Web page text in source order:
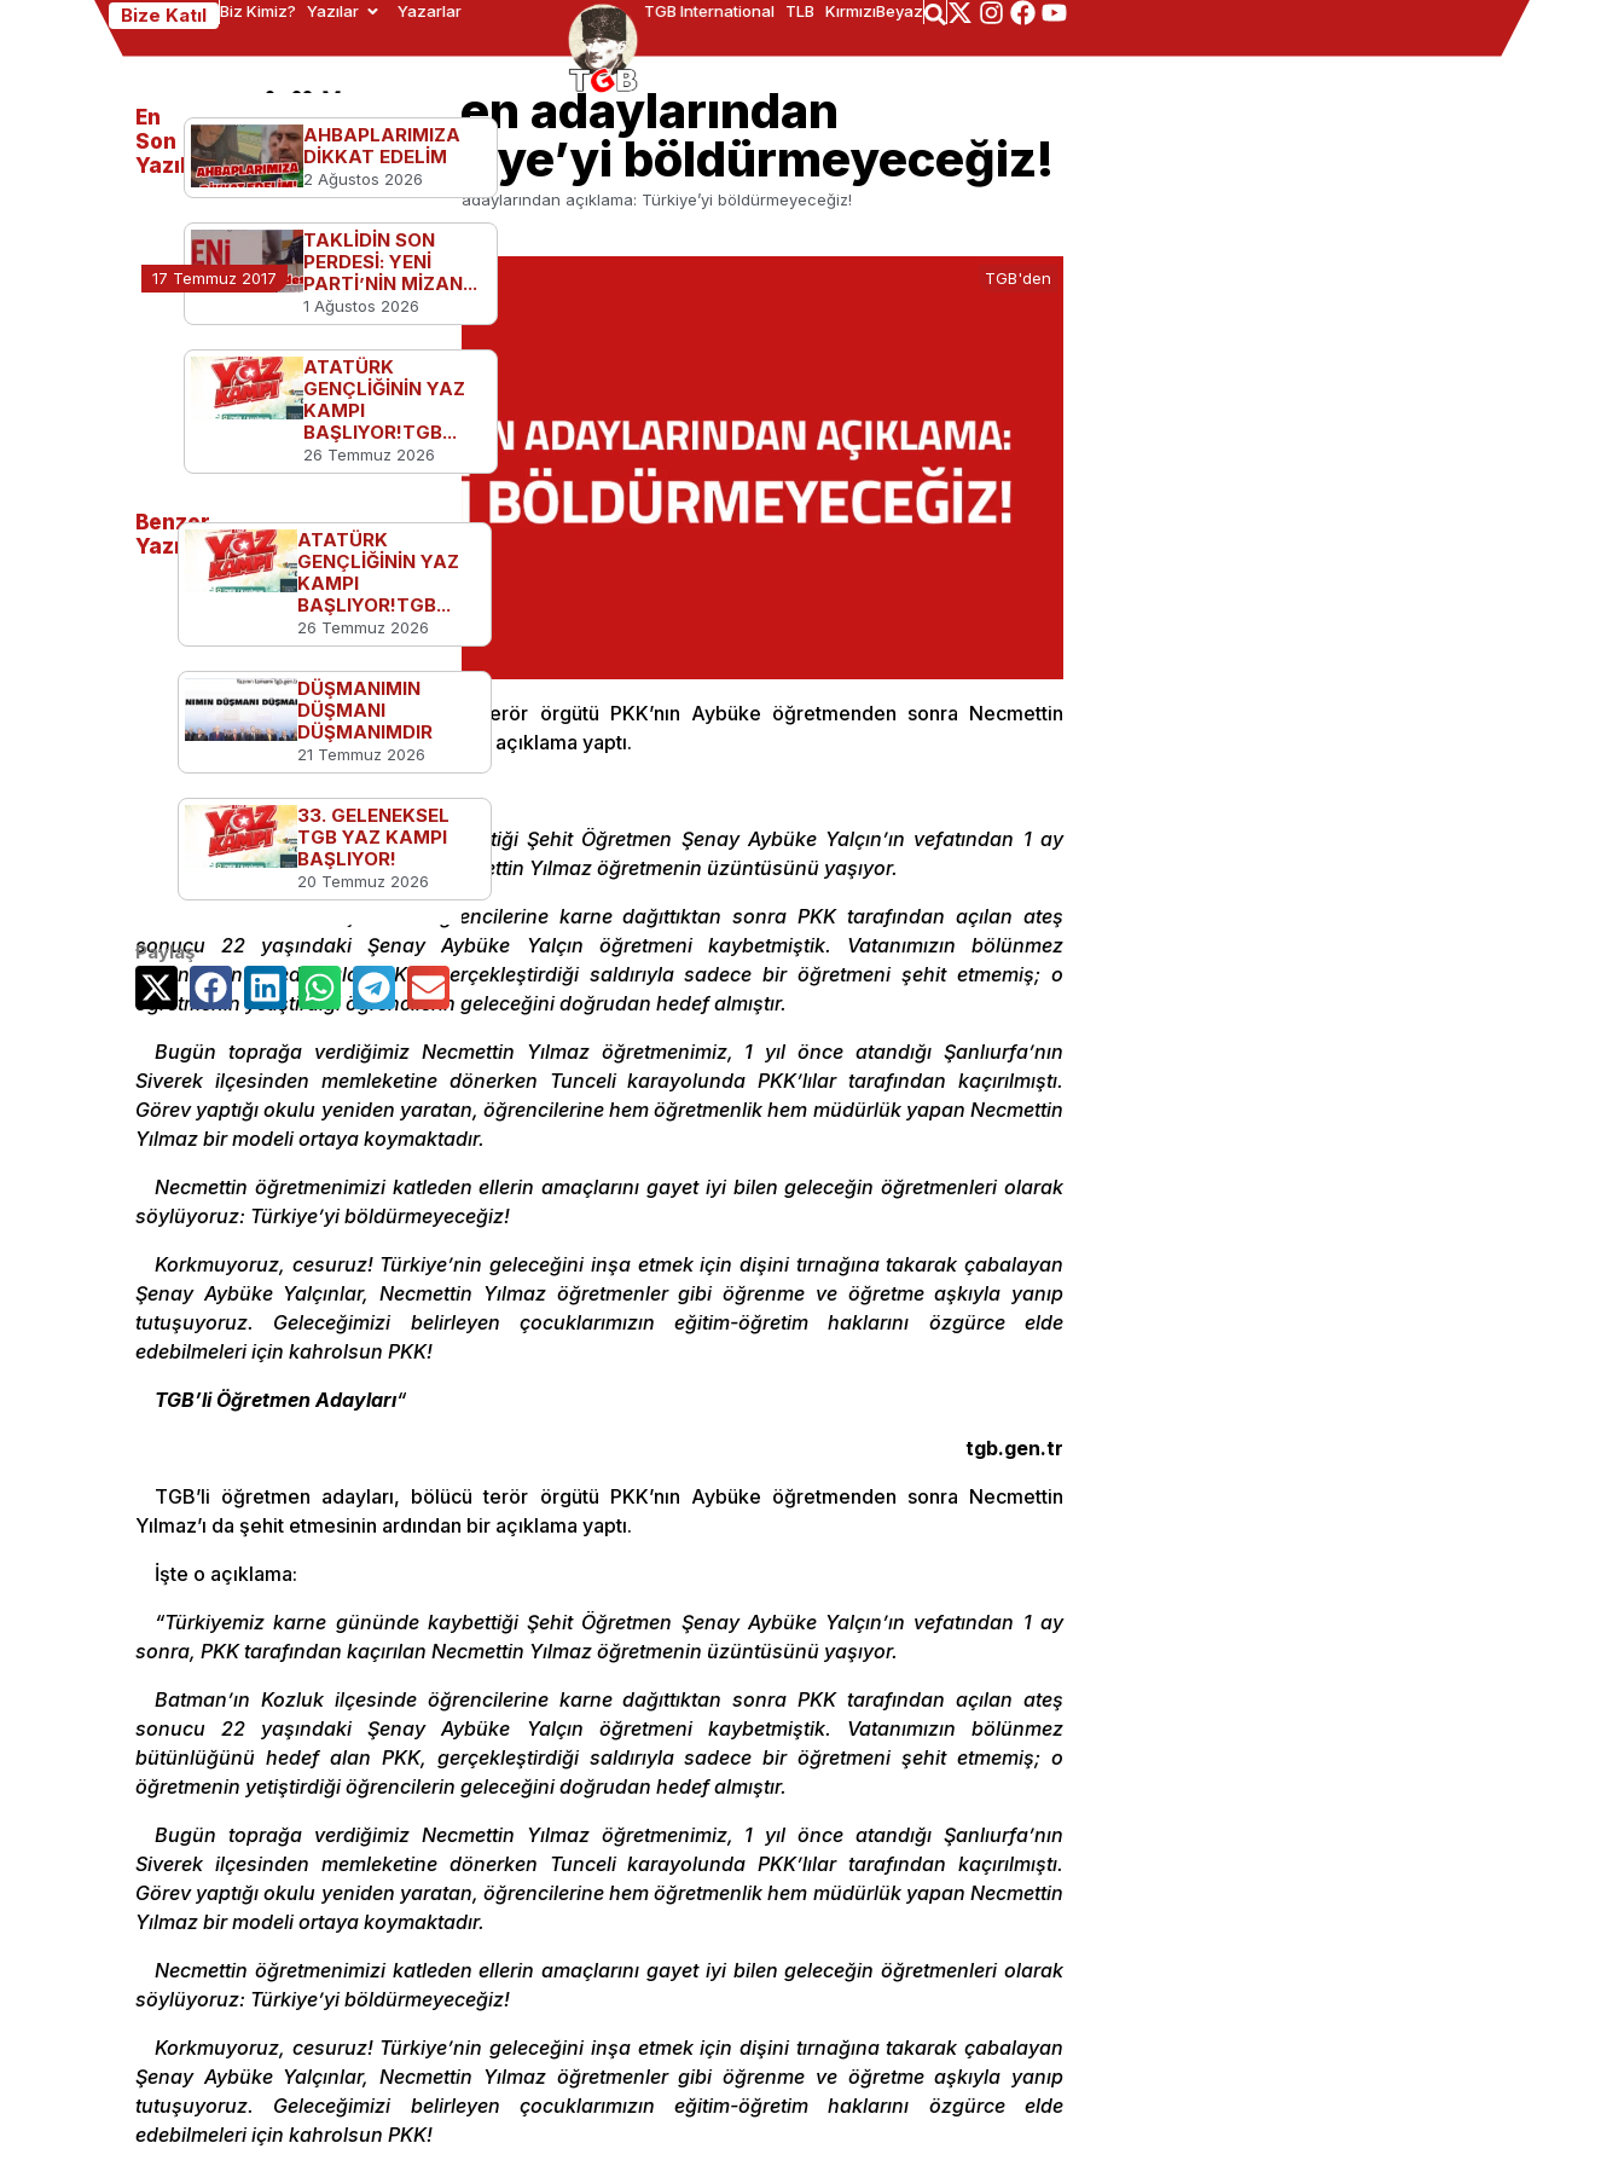
Bize Katıl Biz Kimiz? Yazılar Yazarlar TGB International TLB KırmızıBeyaz
TGB’li öğretmen adaylarından
açıklama: Türkiye’yi böldürmeyeceğiz!
Ana Sayfa TGB'den TGB’li öğretmen adaylarından açıklama: Türkiye’yi böldürmeyeceğiz!
17 Temmuz 2017 TGB'den
TGB’li öğretmen adayları, bölücü terör örgütü PKK’nın Aybüke öğretmenden sonra Necmettin
Yılmaz’ı da şehit etmesinin ardından bir açıklama yaptı.
“Türkiyemiz karne gününde kaybettiği Şehit Öğretmen Şenay Aybüke Yalçın’ın vefatından 1 ay
sonra, PKK tarafından kaçırılan Necmettin Yılmaz öğretmenin üzüntüsünü yaşıyor.
Batman’ın Kozluk ilçesinde öğrencilerine karne dağıttıktan sonra PKK tarafından açılan ateş
sonucu 22 yaşındaki Şenay Aybüke Yalçın öğretmeni kaybetmiştik. Vatanımızın bölünmez
bütünlüğünü hedef alan PKK, gerçekleştirdiği saldırıyla sadece bir öğretmeni şehit etmemiş; o
öğretmenin yetiştirdiği öğrencilerin geleceğini doğrudan hedef almıştır.
Bugün toprağa verdiğimiz Necmettin Yılmaz öğretmenimiz, 1 yıl önce atandığı Şanlıurfa’nın
Siverek ilçesinden memleketine dönerken Tunceli karayolunda PKK’lılar tarafından kaçırılmıştı.
Görev yaptığı okulu yeniden yaratan, öğrencilerine hem öğretmenlik hem müdürlük yapan Necmettin
Yılmaz bir modeli ortaya koymaktadır.
Necmettin öğretmenimizi katleden ellerin amaçlarını gayet iyi bilen geleceğin öğretmenleri olarak
söylüyoruz: Türkiye’yi böldürmeyeceğiz!
Korkmuyoruz, cesuruz! Türkiye’nin geleceğini inşa etmek için dişini tırnağına takarak çabalayan
Şenay Aybüke Yalçınlar, Necmettin Yılmaz öğretmenler gibi öğrenme ve öğretme aşkıyla yanıp
tutuşuyoruz. Geleceğimizi belirleyen çocuklarımızın eğitim-öğretim haklarını özgürce elde
edebilmeleri için kahrolsun PKK!
TGB’li Öğretmen Adayları“
tgb.gen.tr
TGB’li öğretmen adayları, bölücü terör örgütü PKK’nın Aybüke öğretmenden sonra Necmettin
Yılmaz’ı da şehit etmesinin ardından bir açıklama yaptı.
İşte o açıklama:
“Türkiyemiz karne gününde kaybettiği Şehit Öğretmen Şenay Aybüke Yalçın’ın vefatından 1 ay
sonra, PKK tarafından kaçırılan Necmettin Yılmaz öğretmenin üzüntüsünü yaşıyor.
Batman’ın Kozluk ilçesinde öğrencilerine karne dağıttıktan sonra PKK tarafından açılan ateş
sonucu 22 yaşındaki Şenay Aybüke Yalçın öğretmeni kaybetmiştik. Vatanımızın bölünmez
bütünlüğünü hedef alan PKK, gerçekleştirdiği saldırıyla sadece bir öğretmeni şehit etmemiş; o
öğretmenin yetiştirdiği öğrencilerin geleceğini doğrudan hedef almıştır.
Bugün toprağa verdiğimiz Necmettin Yılmaz öğretmenimiz, 1 yıl önce atandığı Şanlıurfa’nın
Siverek ilçesinden memleketine dönerken Tunceli karayolunda PKK’lılar tarafından kaçırılmıştı.
Görev yaptığı okulu yeniden yaratan, öğrencilerine hem öğretmenlik hem müdürlük yapan Necmettin
Yılmaz bir modeli ortaya koymaktadır.
Necmettin öğretmenimizi katleden ellerin amaçlarını gayet iyi bilen geleceğin öğretmenleri olarak
söylüyoruz: Türkiye’yi böldürmeyeceğiz!
Korkmuyoruz, cesuruz! Türkiye’nin geleceğini inşa etmek için dişini tırnağına takarak çabalayan
Şenay Aybüke Yalçınlar, Necmettin Yılmaz öğretmenler gibi öğrenme ve öğretme aşkıyla yanıp
tutuşuyoruz. Geleceğimizi belirleyen çocuklarımızın eğitim-öğretim haklarını özgürce elde
edebilmeleri için kahrolsun PKK!
En
Son
Yazılanlar
AHBAPLARIMIZA
DİKKAT EDELİM
2 Ağustos 2026
TAKLİDİN SON
PERDESİ: YENİ
PARTİ’NİN MİZAN...
1 Ağustos 2026
ATATÜRK
GENÇLİĞİNİN YAZ
KAMPI
BAŞLIYOR!TGB...
26 Temmuz 2026
Benzer
Yazılar
ATATÜRK
GENÇLİĞİNİN YAZ
KAMPI
BAŞLIYOR!TGB...
26 Temmuz 2026
DÜŞMANIMIN
DÜŞMANI
DÜŞMANIMDIR
21 Temmuz 2026
33. GELENEKSEL
TGB YAZ KAMPI
BAŞLIYOR!
20 Temmuz 2026
Paylaş